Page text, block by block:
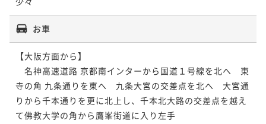
お車
【大阪方面から】
名神高速道路 京都南インターから国道１号線を北へ　東
寺の角 九条通りを東へ　九条大宮の交差点を北へ　大宮通
りから千本通りを更に北上し、千本北大路の交差点を越え
て佛教大学の角から鷹峯街道に入り左手